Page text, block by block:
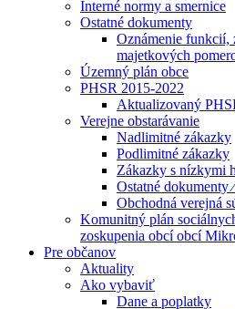
Interné normy a smernice
Ostatné dokumenty
Oznámenie funkcií,
majetkových
Územný plán obce
PHSR 2015-2022
Aktualizovaný
Verejne obstarávanie
Nadlimitné zákazky
Podlimitné zákazky
Zákazky s nízkymi
Ostatné dokumenty
Obchodná verejná
Komunitný plán
zoskupenia obcí obcí
Pre občanov
Aktuality
Ako vybaviť
Dane a poplatky